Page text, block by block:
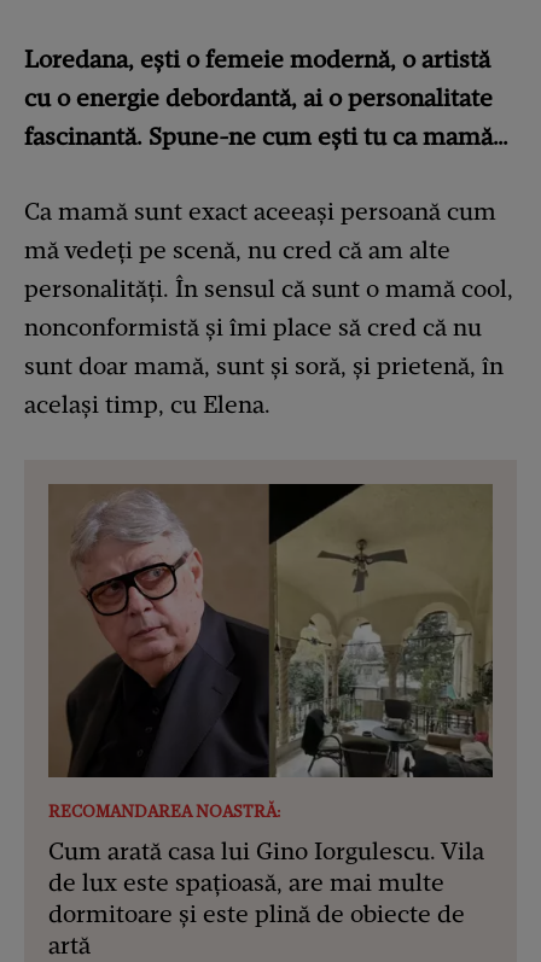
Loredana, ești o femeie modernă, o artistă
cu o energie debordantă, ai o personalitate
fascinantă. Spune-ne cum ești tu ca mamă…
Ca mamă sunt exact aceeași persoană cum
mă vedeți pe scenă, nu cred că am alte
personalități. În sensul că sunt o mamă cool,
nonconformistă și îmi place să cred că nu
sunt doar mamă, sunt și soră, și prietenă, în
același timp, cu Elena.
RECOMANDAREA NOASTRĂ:
Cum arată casa lui Gino Iorgulescu. Vila
de lux este spațioasă, are mai multe
dormitoare și este plină de obiecte de
artă